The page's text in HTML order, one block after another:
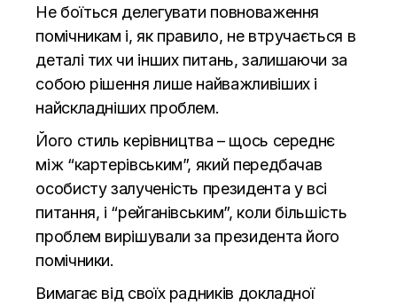
Не боїться делегувати повноваження
помічникам і, як правило, не втручається в
деталі тих чи інших питань, залишаючи за
собою рішення лише найважливіших і
найскладніших проблем.
Його стиль керівництва – щось середнє
між “картерівським”, який передбачав
особисту залученість президента у всі
питання, і “рейганівським”, коли більшість
проблем вирішували за президента його
помічники.
Вимагає від своїх радників докладної